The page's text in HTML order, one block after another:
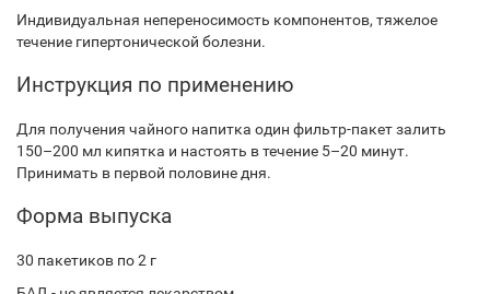
Индивидуальная непереносимость компонентов, тяжелое
течение гипертонической болезни.
Инструкция по применению
Для получения чайного напитка один фильтр-пакет залить
150–200 мл кипятка и настоять в течение 5–20 минут.
Принимать в первой половине дня.
Форма выпуска
30 пакетиков по 2 г